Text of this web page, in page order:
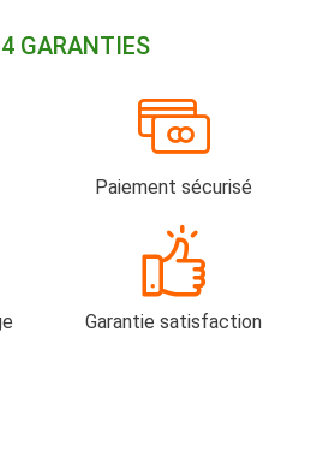
GARANTIES
Paiement sécurisé
Garantie satisfaction